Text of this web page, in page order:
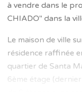
à vendre dans le
CHIADO" dans la
Le maison de ville
résidence raffinée
quartier de Santa
6ème étage